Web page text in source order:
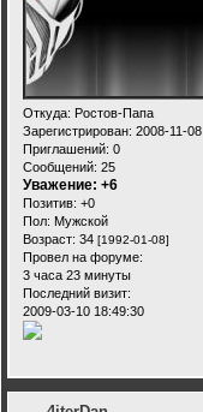
Откуда: Ростов-Папа
Зарегистрирован: 2008-11-08
Приглашений: 0
Сообщений: 25
Уважение: +6
Позитив: +0
Пол: Мужской
Возраст: 34 [1992-01-08]
Провел на форуме:
3 часа 23 минуты
Последний визит:
2009-03-10 18:49:30